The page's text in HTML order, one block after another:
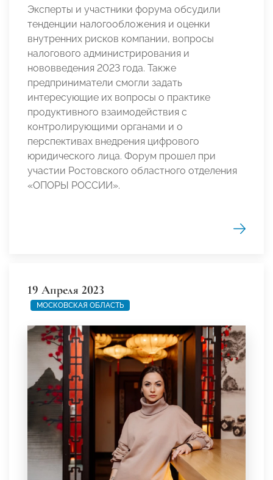
Эксперты и участники форума обсудили
тенденции налогообложения и оценки
внутренних рисков компании, вопросы
налогового администрирования и
нововведения 2023 года. Также
предприниматели смогли задать
интересующие их вопросы о практике
продуктивного взаимодействия с
контролирующими органами и о
перспективах внедрения цифрового
юридического лица. Форум прошел при
участии Ростовского областного отделения
«ОПОРЫ РОССИИ».
19 Апреля 2023
МОСКОВСКАЯ ОБЛАСТЬ